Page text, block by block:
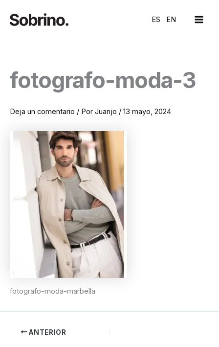
contenido
ES EN
fotografo-moda-3
Deja un comentario / Por Juanjo / 13 mayo, 2024
fotografo-moda-marbella
ANTERIOR